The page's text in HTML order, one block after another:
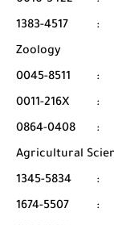
1383-4517
:
Zoology
0045-8511
:
0011-216X
:
0864-0408
:
Agricultural
1345-5834
:
1674-5507
: